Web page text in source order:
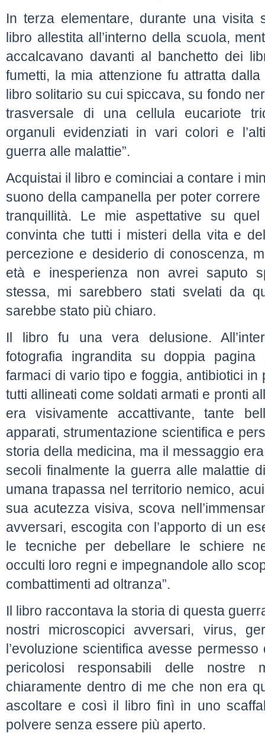
In terza elementare, durante una visita
libro allestita all’interno della scuola,
accalcavano davanti al banchetto dei
fumetti, la mia attenzione fu attratta
libro solitario su cui spiccava, su fondo
trasversale di una cellula eucariote
organuli evidenziati in vari colori e
guerra alle malattie”.
Acquistai il libro e cominciai a contare i
suono della campanella per poter
tranquillità. Le mie aspettative su
convinta che tutti i misteri della vita e
percezione e desiderio di conoscenza,
età e inesperienza non avrei saputo
stessa, mi sarebbero stati svelati da
sarebbe stato più chiaro.
Il libro fu una vera delusione.
fotografia ingrandita su doppia
farmaci di vario tipo e foggia, antibiotici
tutti allineati come soldati armati e pronti
era visivamente accattivante, tante
apparati, strumentazione scientifica e
storia della medicina, ma il messaggio
secoli finalmente la guerra alle malattie
umana trapassa nel territorio nemico,
sua acutezza visiva, scova
avversari, escogita con l’apporto di un
le tecniche per debellare le schiere
occulti loro regni e impegnandole allo
combattimenti ad oltranza”.
Il libro raccontava la storia di questa
nostri microscopici avversari, virus,
l’evoluzione scientifica avesse
pericolosi responsabili delle nostre
chiaramente dentro di me che non era
ascoltare e così il libro finì in uno
polvere senza essere più aperto.